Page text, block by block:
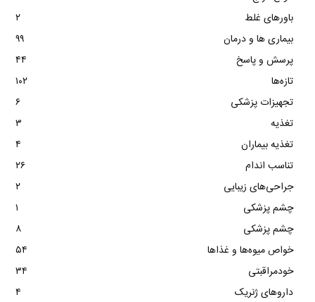
باورهای غلط
۲
بیماری ها و درمان
۹۹
پرسش و پاسخ
۴۴
تازه‌ها
۱۰۲
تجهیزات پزشکی
۶
تغذیه
۳
تغذیه بیماران
۴
تناسب اندام
۲۶
جراحی‌های زیبایی
۲
چشم پزشکی
۱
چشم پزشکی
۸
خواص میوه‌ها و غذاها
۵۴
خودمراقبتی
۳۴
داروهای ژنریک
۴